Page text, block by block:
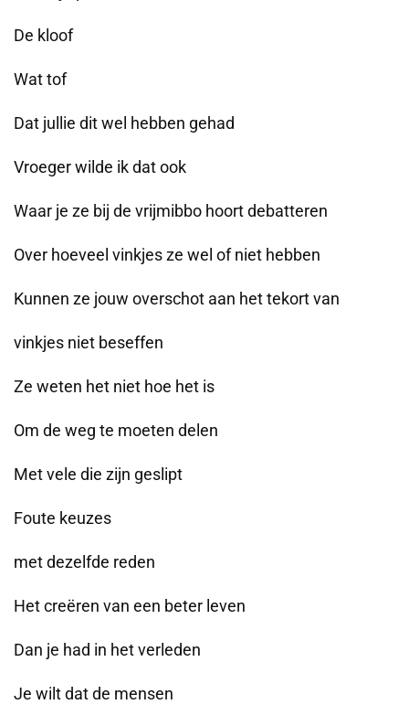
De kloof
Wat tof
Dat jullie dit wel hebben gehad
Vroeger wilde ik dat ook
Waar je ze bij de vrijmibbo hoort debatteren
Over hoeveel vinkjes ze wel of niet hebben
Kunnen ze jouw overschot aan het tekort van
vinkjes niet beseffen
Ze weten het niet hoe het is
Om de weg te moeten delen
Met vele die zijn geslipt
Foute keuzes
met dezelfde reden
Het creëren van een beter leven
Dan je had in het verleden
Je wilt dat de mensen